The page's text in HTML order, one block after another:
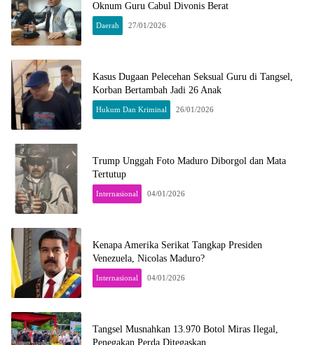
Oknum Guru Cabul Divonis Berat
Daerah 27/01/2026
Kasus Dugaan Pelecehan Seksual Guru di Tangsel,
Korban Bertambah Jadi 26 Anak
Hukum Dan Kriminal 26/01/2026
Trump Unggah Foto Maduro Diborgol dan Mata
Tertutup
Internasional 04/01/2026
Kenapa Amerika Serikat Tangkap Presiden
Venezuela, Nicolas Maduro?
Internasional 04/01/2026
Tangsel Musnahkan 13.970 Botol Miras Ilegal,
Penegakan Perda Ditegaskan